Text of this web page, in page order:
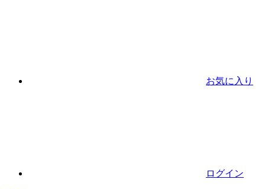
お気に入り
ログイン